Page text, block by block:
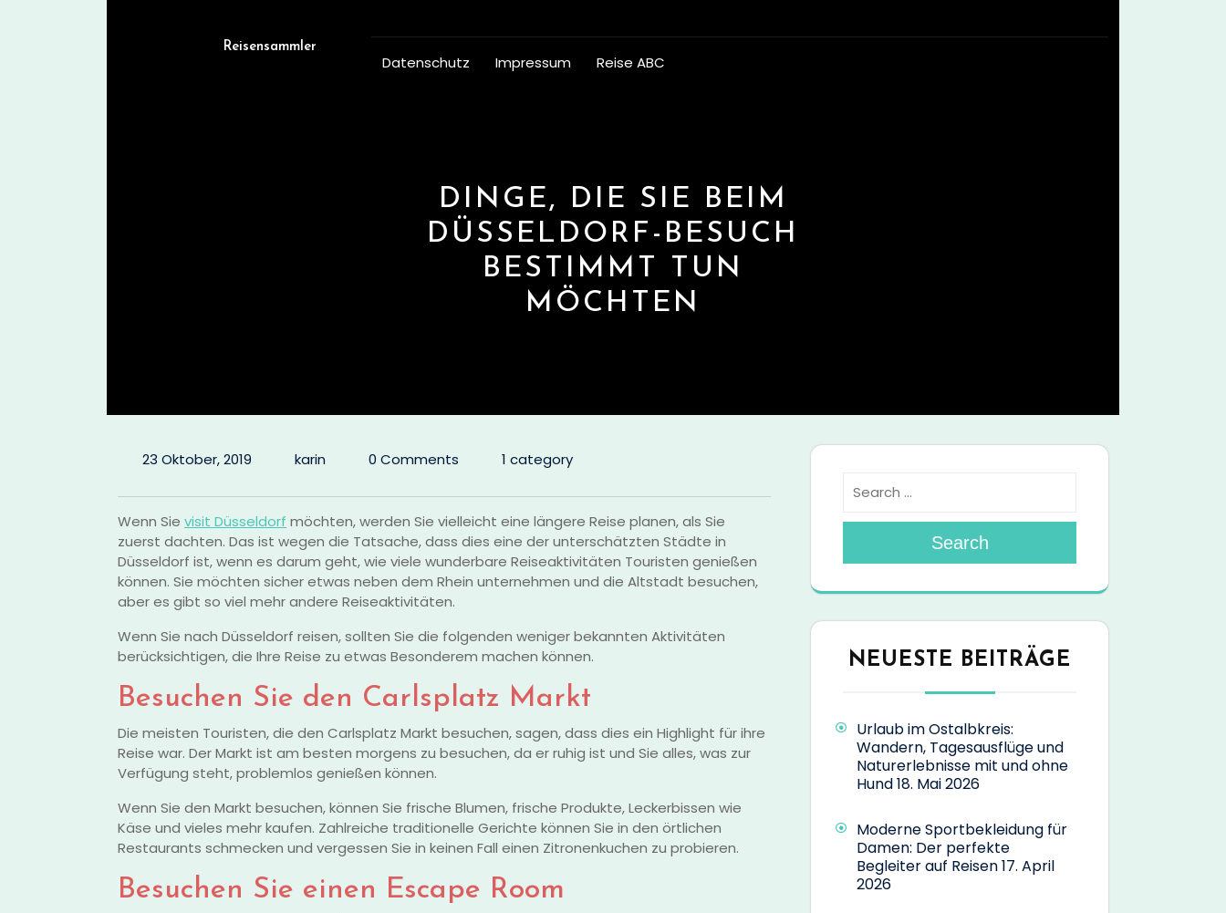
Reisensammler
Datenschutz Impressum Reise ABC
DINGE, DIE SIE BEIM
DÜSSELDORF-BESUCH
BESTIMMT TUN
MÖCHTEN
23 Oktober, 2019 karin 0 Comments 1 category
Wenn Sie visit Düsseldorf möchten, werden Sie vielleicht eine längere Reise planen, als Sie
zuerst dachten. Das ist wegen die Tatsache, dass dies eine der unterschätzten Städte in
Düsseldorf ist, wenn es darum geht, wie viele wunderbare Reiseaktivitäten Touristen genießen
können. Sie möchten sicher etwas neben dem Rhein unternehmen und die Altstadt besuchen,
aber es gibt so viel mehr andere Reiseaktivitäten.
Wenn Sie nach Düsseldorf reisen, sollten Sie die folgenden weniger bekannten Aktivitäten
berücksichtigen, die Ihre Reise zu etwas Besonderem machen können.
Besuchen Sie den Carlsplatz Markt
Die meisten Touristen, die den Carlsplatz Markt besuchen, sagen, dass dies ein Highlight für ihre
Reise war. Der Markt ist am besten morgens zu besuchen, da er ruhig ist und Sie alles, was zur
Verfügung steht, problemlos genießen können.
Wenn Sie den Markt besuchen, können Sie frische Blumen, frische Produkte, Leckerbissen wie
Käse und vieles mehr kaufen. Zahlreiche traditionelle Gerichte können Sie in den örtlichen
Restaurants schmecken und vergessen Sie in keinen Fall einen Zitronenkuchen zu probieren.
Besuchen Sie einen Escape Room
Search
NEUESTE BEITRÄGE
Urlaub im Ostalbkreis:
Wandern, Tagesausflüge und
Naturerlebnisse mit und ohne
Hund18. Mai 2026
Moderne Sportbekleidung für
Damen: Der perfekte
Begleiter auf Reisen17. April
2026